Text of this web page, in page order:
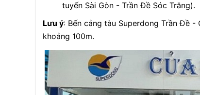
tuyến Sài Gòn - Trần Đề Sóc Trăng).
Lưu ý: Bến cảng tàu Superdong Trần Đề
khoảng 100m.